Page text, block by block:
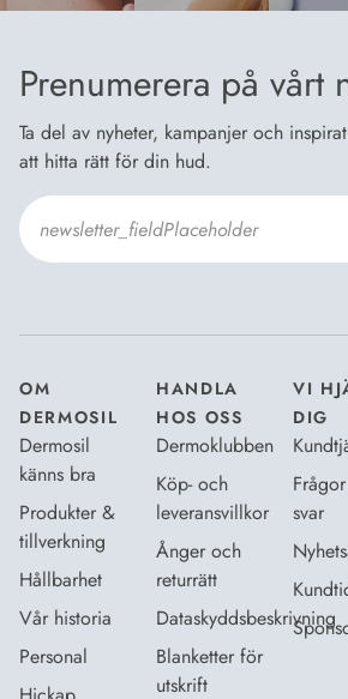
Prenumerera på vårt
Ta del av nyheter, kampanjer och
att hitta rätt för din hud.
OM
DERMOSIL
Dermosil
känns bra
Produkter &
tillverkning
Hållbarhet
Vår historia
Personal
HANDLA
HOS OSS
Dermoklubben
Köp- och
leveransvillkor
Ånger och
returrätt
Dataskyddsbeskrivning
Blanketter för
utskrift
VI
DIG
svar